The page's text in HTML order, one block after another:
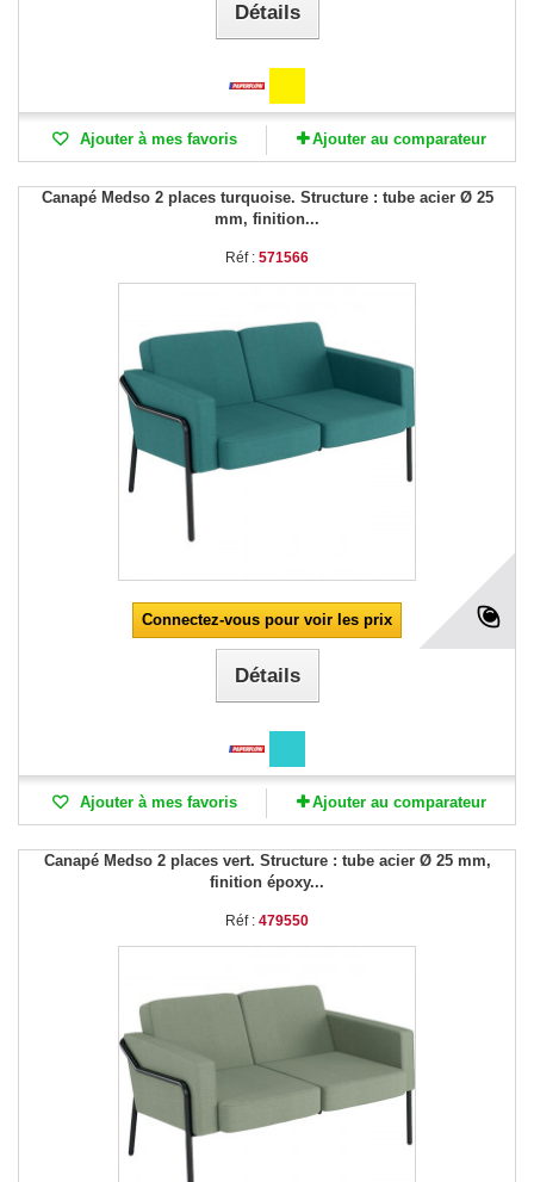
Détails
Ajouter à mes favoris Ajouter au comparateur
Canapé Medso 2 places turquoise. Structure : tube acier Ø 25
mm, finition...
Réf : 571566
Connectez-vous pour voir les prix
Détails
Ajouter à mes favoris Ajouter au comparateur
Canapé Medso 2 places vert. Structure : tube acier Ø 25 mm,
finition époxy...
Réf : 479550